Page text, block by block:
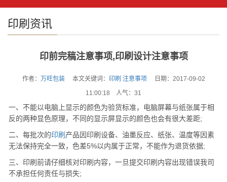
印刷资讯
印前完稿注意事项,印刷设计注意事项
作者： 万旺包装 本文关键词： 印刷 注意事项
日期：2017-09-02
11:00:18 人气： 31
一、不能以电脑上显示的颜色为验货标准，电脑屏幕与纸张属于相
反的两种显色原理，不同的显示屏显示的颜色也会有很大差距;
二、每批次的印刷 产品因印刷设备、油墨反应、纸张、温度等因素
无法保持完全一致，色差5%以内属于正常，不能作为退货依据;
三、印刷前请仔细核对印刷内容，一旦提交印刷内容出现错误我司
不承担任何责任与损失;